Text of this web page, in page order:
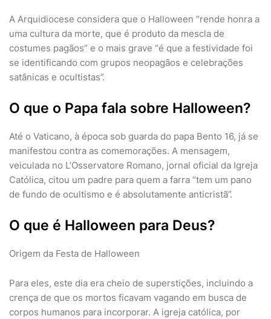
A Arquidiocese considera que o Halloween “rende honra a
uma cultura da morte, que é produto da mescla de
costumes pagãos” e o mais grave “é que a festividade foi
se identificando com grupos neopagãos e celebrações
satânicas e ocultistas”.
O que o Papa fala sobre Halloween?
Até o Vaticano, à época sob guarda do papa Bento 16, já se
manifestou contra as comemorações. A mensagem,
veiculada no L’Osservatore Romano, jornal oficial da Igreja
Católica, citou um padre para quem a farra “tem um pano
de fundo de ocultismo e é absolutamente anticristã”.
O que é Halloween para Deus?
Origem da Festa de Halloween
Para eles, este dia era cheio de superstições, incluindo a
crença de que os mortos ficavam vagando em busca de
corpos humanos para incorporar. A igreja católica, por